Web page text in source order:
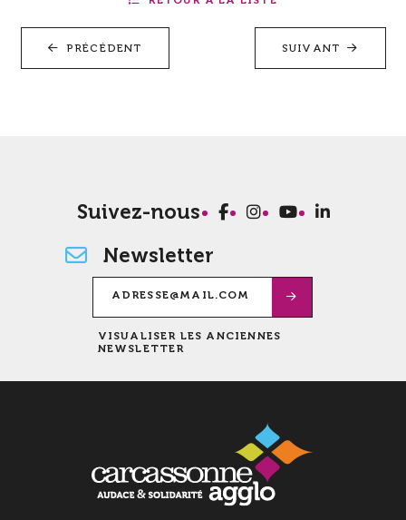
PRÉCÉDENT SUIVANT
Suivez-nous
Newsletter
VISUALISER LES ANCIENNES
NEWSLETTER